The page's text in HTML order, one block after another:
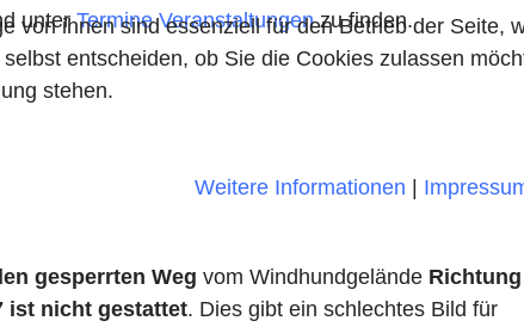
unterTermine Veranstaltungenzu finden.
gesperrten Weg vom Windhundgelände Richtung
ist nicht gestattet. Dies gibt ein schlechtes Bild für
von ihnen sind essenziell für den Betrieb der
entscheiden, ob Sie die Cookies zulassen
stehen.
Weitere Informationen |